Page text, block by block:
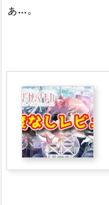
ぁ…。